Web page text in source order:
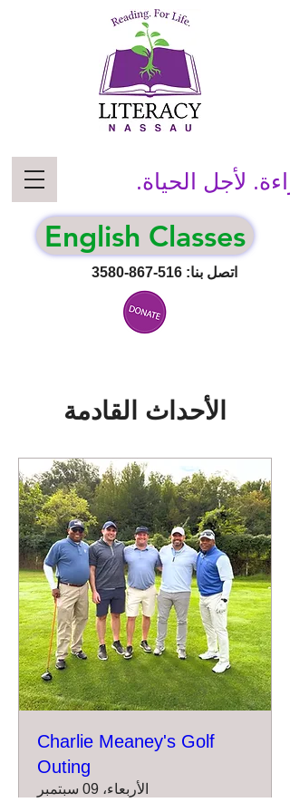
اتصل بنا: 516-867-3580
لأجل الحياة.
English Classes
الأحداث القادمة
Charlie Meaney's Golf
Outing
الأربعاء، 09 سبتمبر